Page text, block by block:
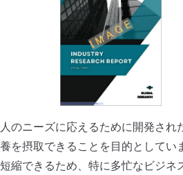
のニーズに応えるために開発さ
を摂取できることを目的として
縮できるため、特に多忙なビジネ